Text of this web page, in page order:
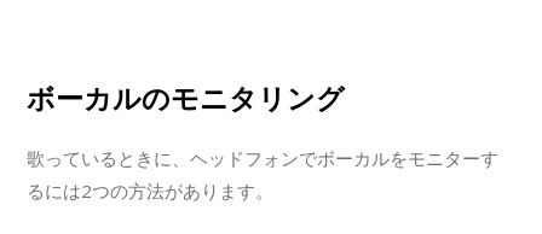
ボーカルのモニタリング
歌っているときに、ヘッドフォンでボーカルをモニターす
るには2つの方法があります。